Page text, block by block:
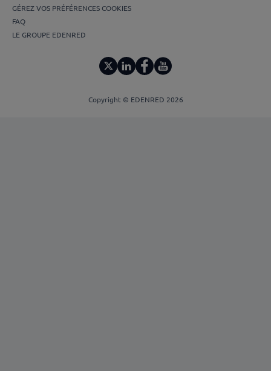
GÉREZ VOS PRÉFÉRENCES COOKIES
FAQ
LE GROUPE EDENRED
Copyright © EDENRED 2026